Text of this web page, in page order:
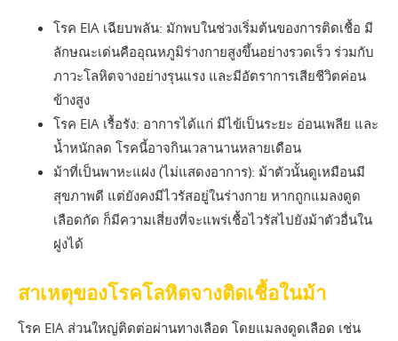
โรค EIA เฉียบพลัน: มักพบในช่วงเริ่มต้นของการติดเชื้อ มี
ลักษณะเด่นคืออุณหภูมิร่างกายสูงขึ้นอย่างรวดเร็ว ร่วมกับ
ภาวะโลหิตจางอย่างรุนแรง และมีอัตราการเสียชีวิตค่อน
ข้างสูง
โรค EIA เรื้อรัง: อาการได้แก่ มีไข้เป็นระยะ อ่อนเพลีย และ
น้ำหนักลด โรคนี้อาจกินเวลานานหลายเดือน
ม้าที่เป็นพาหะแฝง (ไม่แสดงอาการ): ม้าตัวนั้นดูเหมือนมี
สุขภาพดี แต่ยังคงมีไวรัสอยู่ในร่างกาย หากถูกแมลงดูด
เลือดกัด ก็มีความเสี่ยงที่จะแพร่เชื้อไวรัสไปยังม้าตัวอื่นใน
ฝูงได้
สาเหตุของโรคโลหิตจางติดเชื้อในม้า
โรค EIA ส่วนใหญ่ติดต่อผ่านทางเลือด โดยแมลงดูดเลือด เช่น